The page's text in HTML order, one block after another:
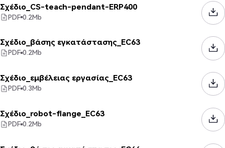
Σχέδιο_CS-teach-pendant-ERP400
PDF 0.2Mb
Σχέδιο_βάσης εγκατάστασης_EC63
PDF 0.2Mb
Σχέδιο_εμβέλειας εργασίας_EC63
PDF 0.3Mb
Σχέδιο_robot-flange_EC63
PDF 0.2Mb